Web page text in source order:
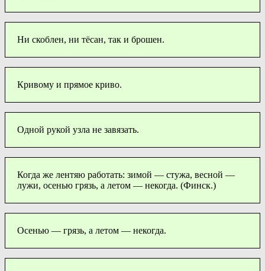
Ни скоблен, ни тёсан, так и брошен.
Кривому и прямое криво.
Одной рукой узла не завязать.
Когда же лентяю работать: зимой — стужа, весной —
лужи, осенью грязь, а летом — некогда. (Финск.)
Осенью — грязь, а летом — некогда.